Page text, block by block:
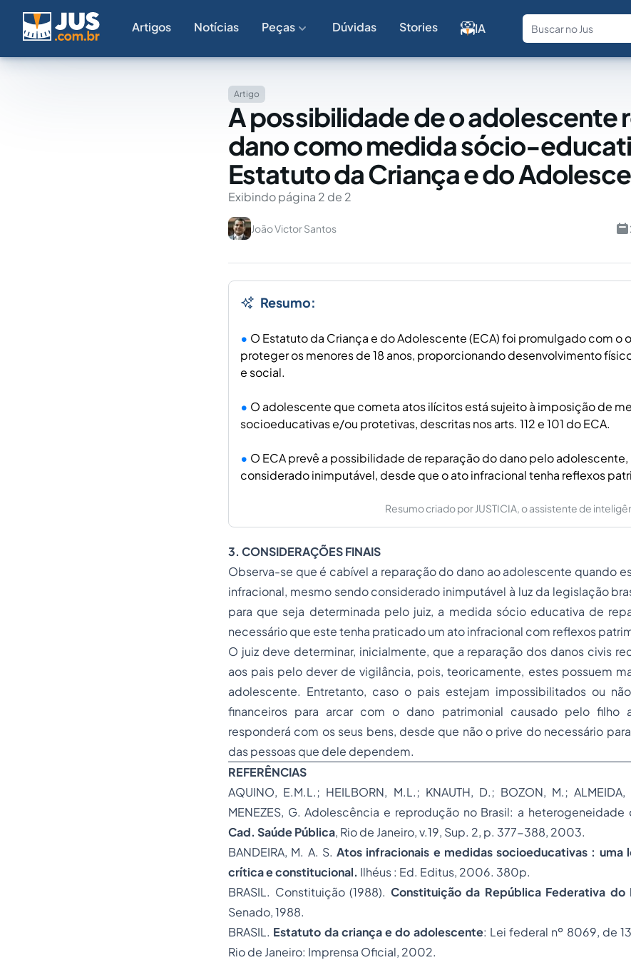
Artigos Notícias Peças Dúvidas Stories IA
Fale
Artigo
A possibilidade de o adolescente
dano como medida sócio-
Estatuto da Criança e do
Exibindo página 2 de 2
João Victor Santos
Resumo:
O Estatuto da Criança e do Adolescente (ECA) foi promulgado com o
proteger os menores de 18 anos, proporcionando desenvolvimento
e social.
O adolescente que cometa atos ilícitos está sujeito à imposição de
socioeducativas e/ou protetivas, descritas nos arts. 112 e 101 do ECA.
O ECA prevê a possibilidade de reparação do dano pelo
considerado inimputável, desde que o ato infracional tenha reflexos
Resumo criado por JUSTICIA, o assistente de
3. CONSIDERAÇÕES FINAIS
Observa-se que é cabível a reparação do dano ao adolescente quando
infracional, mesmo sendo considerado inimputável à luz da legislação
para que seja determinada pelo juiz, a medida sócio educativa de
necessário que este tenha praticado um ato infracional com reflexos
O juiz deve determinar, inicialmente, que a reparação dos danos civis
aos pais pelo dever de vigilância, pois, teoricamente, estes possuem
adolescente. Entretanto, caso o pais estejam impossibilitados ou
financeiros para arcar com o dano patrimonial causado pelo filho
responderá com os seus bens, desde que não o prive do necessário
das pessoas que dele dependem.
REFERÊNCIAS
AQUINO, E.M.L.; HEILBORN, M.L.; KNAUTH, D.; BOZON, M.; ALMEIDA,
MENEZES, G. Adolescência e reprodução no Brasil: a
Cad. Saúde Pública, Rio de Janeiro, v.19, Sup. 2, p. 377-388, 2003.
BANDEIRA, M. A. S. Atos infracionais e medidas socioeducativas : uma
crítica e constitucional. Ilhéus : Ed. Editus, 2006. 380p.
BRASIL. Constituição (1988). Constituição da República Federativa do
Senado, 1988.
BRASIL. Estatuto da criança e do adolescente: Lei federal nº 8069, de
Rio de Janeiro: Imprensa Oficial, 2002.